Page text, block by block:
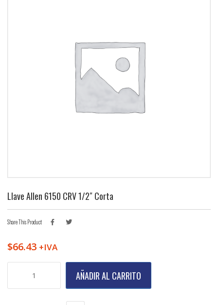
Llave Allen 6150 CRV 1/2″ Corta
Share This Product
$66.43 +IVA
AÑADIR AL CARRITO